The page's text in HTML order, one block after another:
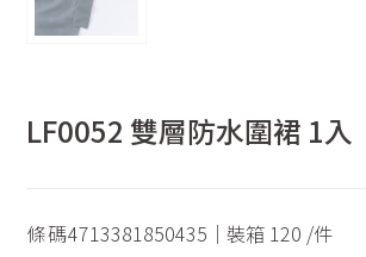
LF0052 雙層防水圍裙 1入
條碼4713381850435｜裝箱 120 /件